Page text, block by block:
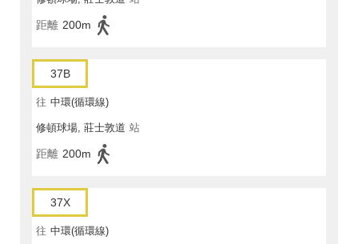
距離 200m
37B
往 中環(循環線)
修頓球場, 莊士敦道 站
距離 200m
37X
往 中環(循環線)